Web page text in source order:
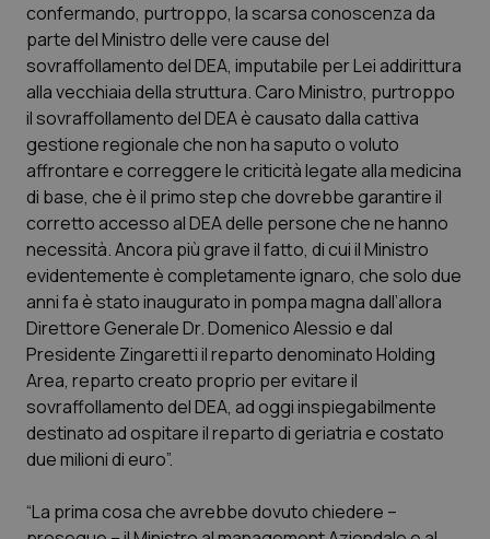
Lettere al direttore
Edizioni Regionali
QS Pro
Professionisti Sanitari.AI
Abruzzo
Basilicata
Calabria
Campania
Emilia-Romagna
Friuli Venezia Giulia
QS Pro Gold
Artrite & artrosi
Asma & BPCO
Car-T
Colesterolo & coronaropatie
Dermatite Atopica
QS Club Newsletter
confermando, purtroppo, la scarsa conoscenza da
parte del Ministro delle vere cause del
sovraffollamento del DEA, imputabile per Lei addirittura
alla vecchiaia della struttura. Caro Ministro, purtroppo
il sovraffollamento del DEA è causato dalla cattiva
gestione regionale che non ha saputo o voluto
affrontare e correggere le criticità legate alla medicina
di base, che è il primo step che dovrebbe garantire il
corretto accesso al DEA delle persone che ne hanno
necessità. Ancora più grave il fatto, di cui il Ministro
evidentemente è completamente ignaro, che solo due
anni fa è stato inaugurato in pompa magna dall’allora
Direttore Generale Dr. Domenico Alessio e dal
Presidente Zingaretti il reparto denominato Holding
Area, reparto creato proprio per evitare il
sovraffollamento del DEA, ad oggi inspiegabilmente
destinato ad ospitare il reparto di geriatria e costato
due milioni di euro”.
“La prima cosa che avrebbe dovuto chiedere –